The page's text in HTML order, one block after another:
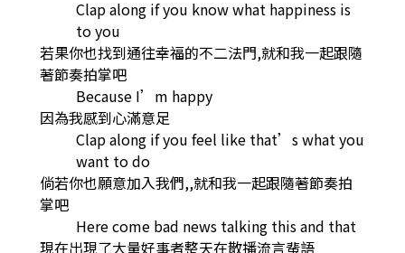
Clap along if you know what happiness is
to you
若果你也找到通往幸福的不二法門,就和我一起跟隨
著節奏拍掌吧
Because I’m happy
因為我感到心滿意足
Clap along if you feel like that’s what you
want to do
倘若你也願意加入我們,,就和我一起跟隨著節奏拍
掌吧
Here come bad news talking this and that
現在出現了大量好事者整天在散播流言蜚語